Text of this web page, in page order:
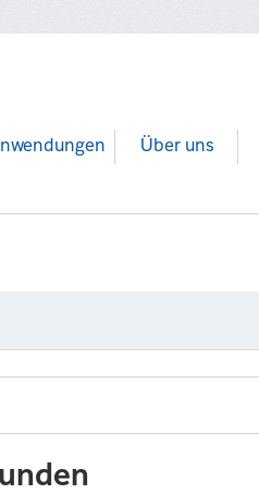
Über uns